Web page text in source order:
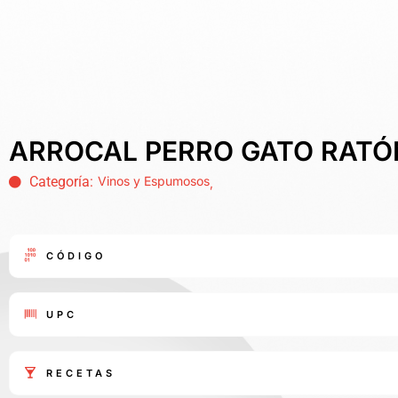
ARROCAL PERRO GATO
Categoría: Vinos y Espumosos,
CÓDIGO
UPC
RECETAS